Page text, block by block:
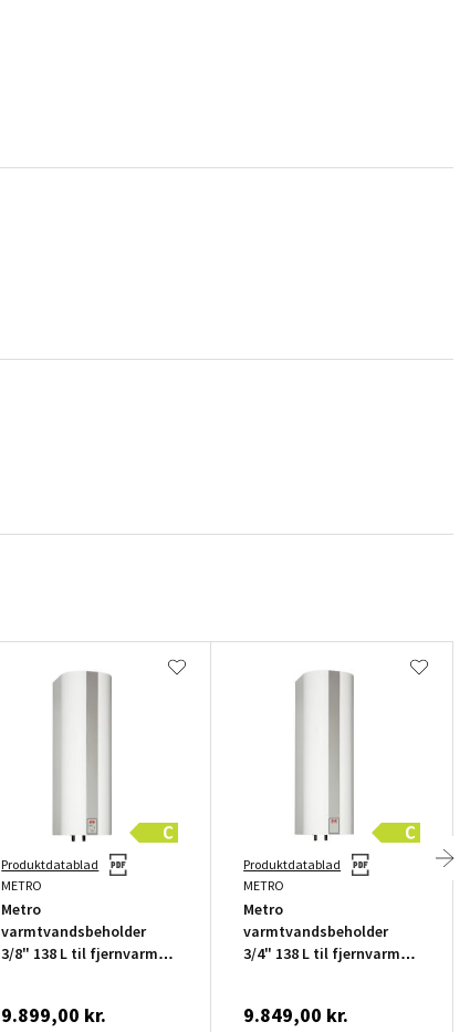
Produktdatablad
METRO
Metro
varmtvandsbeholder
3/8" 138 L til fjernvarme
9.899,00 kr.
Produktdatablad
METRO
Metro
varmtvandsbeholder
3/4" 138 L til fjernvarme
9.849,00 kr.